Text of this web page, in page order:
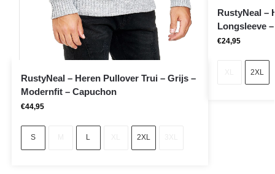
RustyNeal – Heren Pullover Trui – Grijs –
Modernfit – Capuchon
€44,95
S L 2XL
RustyNeal –
Longsleeve
€24,95
2XL